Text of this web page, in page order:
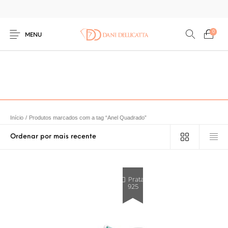
MENU
0
Início / Produtos marcados com a tag “Anel Quadrado”
Prata
925